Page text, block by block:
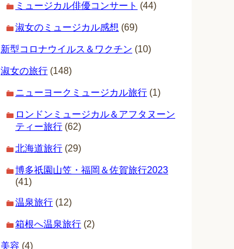
ミュージカル俳優コンサート (44)
淑女のミュージカル感想 (69)
新型コロナウイルス＆ワクチン (10)
淑女の旅行 (148)
ニューヨークミュージカル旅行 (1)
ロンドンミュージカル＆アフタヌーン
ティー旅行 (62)
北海道旅行 (29)
博多祇園山笠・福岡＆佐賀旅行2023
(41)
温泉旅行 (12)
箱根へ温泉旅行 (2)
美容 (4)